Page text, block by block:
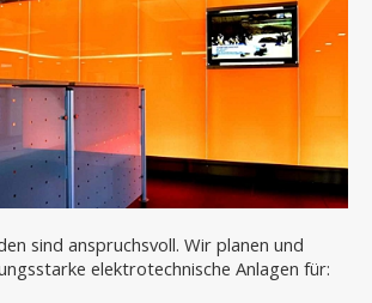
sind anspruchsvoll. Wir planen und
elektrotechnische Anlagen für: